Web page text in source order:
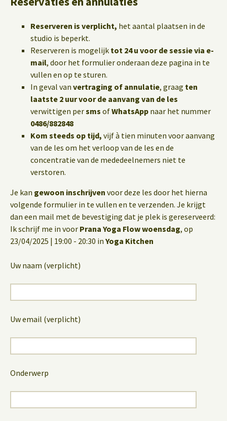
Reserveren is verplicht, het aantal plaatsen in de
studio is beperkt.
Reserveren is mogelijk tot 24 u voor de sessie via e-
mail, door het formulier onderaan deze pagina in te
vullen en op te sturen.
In geval van vertraging of annulatie, graag ten
laatste 2 uur voor de aanvang van de les
verwittigen persms ofWhatsApp naar het nummer
0486/882848
Kom steeds op tijd, vijf à tien minuten voor aanvang
van de les om het verloop van de les en de
concentratie van de mededeelnemers niet te
verstoren.
Je kan gewoon inschrijven voor deze les door het hierna
volgende formulier in te vullen en te verzenden. Je krijgt
dan een mail met de bevestiging dat je plek is gereserveerd:
Ik schrijf me in voor Prana Yoga Flow woensdag, op
23/04/2025 | 19:00 - 20:30 in Yoga Kitchen
Uw naam (verplicht)
Uw email (verplicht)
Onderwerp